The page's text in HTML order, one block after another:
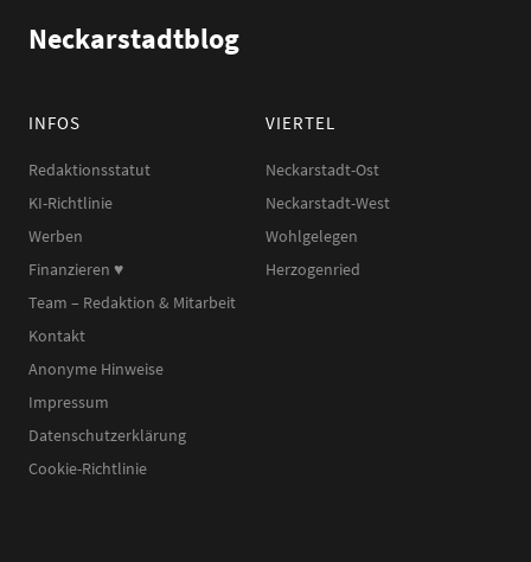
Neckarstadtblog
INFOS
Redaktionsstatut
KI-Richtlinie
Werben
Finanzieren ♥︎
Team – Redaktion & Mitarbeit
Kontakt
Anonyme Hinweise
Impressum
Datenschutzerklärung
Cookie-Richtlinie
VIERTEL
Neckarstadt-Ost
Neckarstadt-West
Wohlgelegen
Herzogenried